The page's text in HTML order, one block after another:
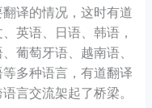
译的情况，这时有道
英语、日语、韩语，
葡萄牙语、越南语、
多种语言，有道翻译
言交流架起了桥梁。